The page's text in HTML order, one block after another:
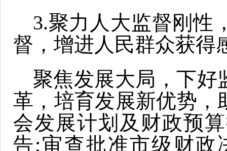
3.聚力人大监督刚性
督，增进人民群众获得
聚焦发展大局，下好
革，培育发展新优势，
会发展计划及财政预
告;审查批准市级财政